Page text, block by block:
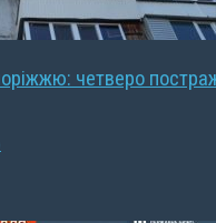
четверо